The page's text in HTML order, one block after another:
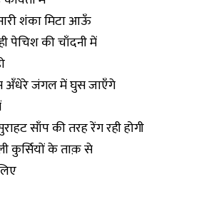
शंका मिटा आऊँ
पेचिश की चाँदनी में
अँधेरे जंगल में घुस जाएँगे
साँप की तरह रेंग रही होगी
कुर्सियों के ताक़ से